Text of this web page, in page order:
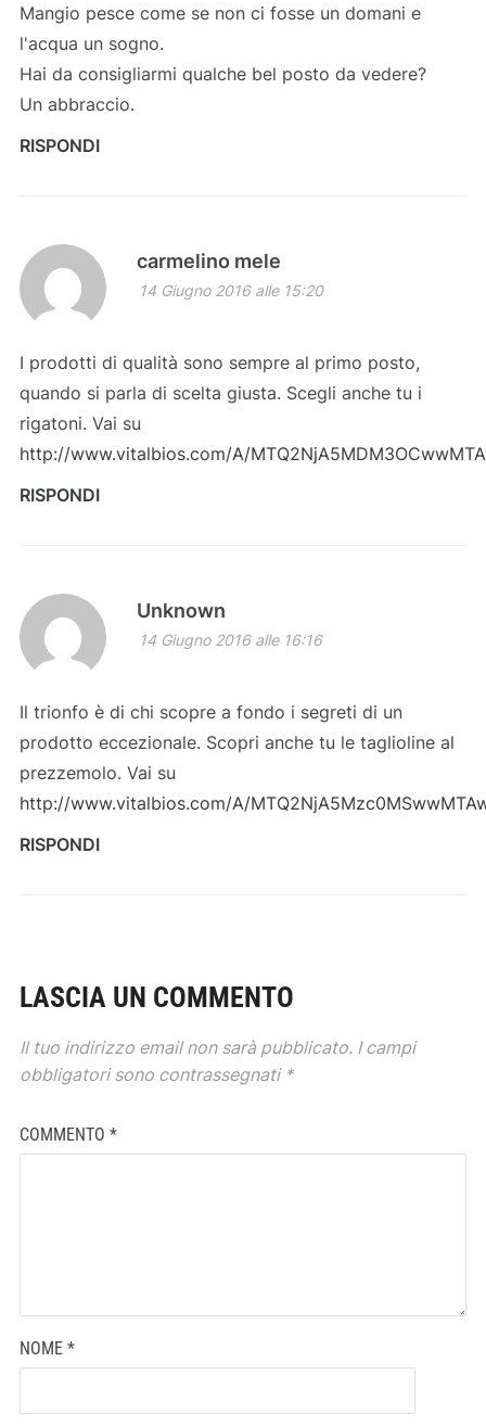
Mangio pesce come se non ci fosse un domani e
l'acqua un sogno.
Hai da consigliarmi qualche bel posto da vedere?
Un abbraccio.
RISPONDI
carmelino mele
14 Giugno 2016 alle 15:20
I prodotti di qualità sono sempre al primo posto,
quando si parla di scelta giusta. Scegli anche tu i
rigatoni. Vai su
http://www.vitalbios.com/A/
RISPONDI
Unknown
14 Giugno 2016 alle 16:16
Il trionfo è di chi scopre a fondo i segreti di un
prodotto eccezionale. Scopri anche tu le taglioline al
prezzemolo. Vai su
http://www.vitalbios.com/A/
RISPONDI
LASCIA UN COMMENTO
Il tuo indirizzo email non sarà pubblicato. I campi
obbligatori sono contrassegnati *
COMMENTO *
NOME *